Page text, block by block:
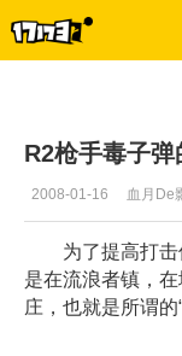
R2枪手毒子弹
2008-01-16 血月De
为了提高打击
是在流浪者镇，
庄，也就是所谓的